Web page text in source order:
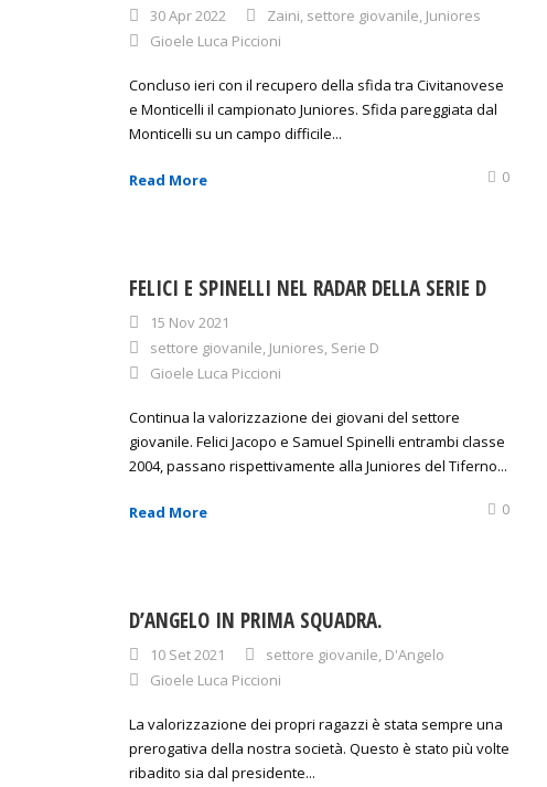
30 Apr 2022 Zaini, settore giovanile, Juniores
Gioele Luca Piccioni
Concluso ieri con il recupero della sfida tra Civitanovese
e Monticelli il campionato Juniores. Sfida pareggiata dal
Monticelli su un campo difficile...
Read More 0
FELICI E SPINELLI NEL RADAR DELLA SERIE D
15 Nov 2021
settore giovanile, Juniores, Serie D
Gioele Luca Piccioni
Continua la valorizzazione dei giovani del settore
giovanile. Felici Jacopo e Samuel Spinelli entrambi classe
2004, passano rispettivamente alla Juniores del Tiferno...
Read More 0
D’ANGELO IN PRIMA SQUADRA.
10 Set 2021 settore giovanile, D'Angelo
Gioele Luca Piccioni
La valorizzazione dei propri ragazzi è stata sempre una
prerogativa della nostra società. Questo è stato più volte
ribadito sia dal presidente...